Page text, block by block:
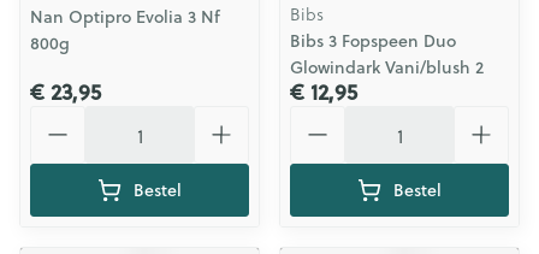
Nan Optipro Evolia 3 Nf
800g
€ 23,95
Bestel
Bibs
Bibs 3 Fopspeen Duo
Glowindark Vani/blush 2
€ 12,95
Bestel